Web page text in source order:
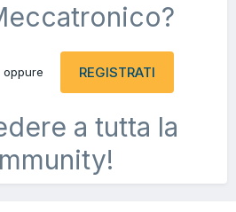
oppure REGISTRATI
a tutta la